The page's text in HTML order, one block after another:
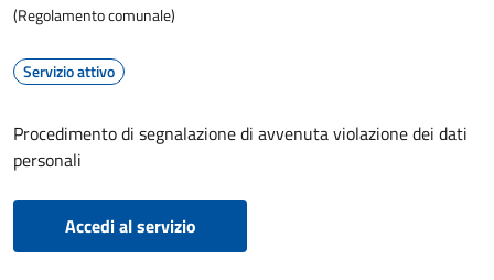
(Regolamento comunale)
Servizio attivo
Procedimento di segnalazione di avvenuta violazione dei dati
personali
Accedi al servizio